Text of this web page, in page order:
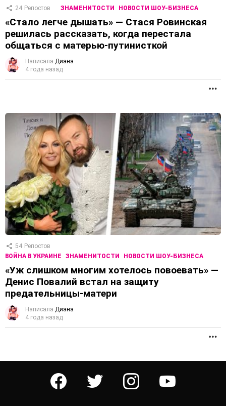
24 Репостов ЗНАМЕНИТОСТИ НОВОСТИ ШОУ-БИЗНЕСА
«Стало легче дышать» — Стася Ровинская
решилась рассказать, когда перестала
общаться с матерью-путинисткой
Написала Диана
4 года назад
54 Репостов
ВОЙНА В УКРАИНЕ
ЗНАМЕНИТОСТИ НОВОСТИ ШОУ-БИЗНЕСА
«Уж слишком многим хотелось повоевать» —
Денис Повалий встал на защиту
предательницы-матери
Написала Диана
4 года назад
facebook twitter instagram